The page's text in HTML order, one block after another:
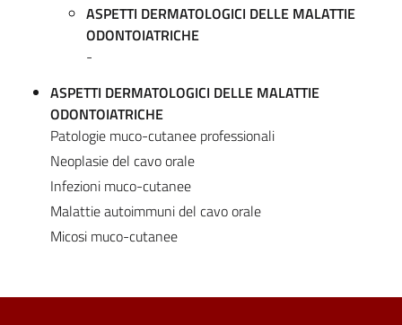
ASPETTI DERMATOLOGICI DELLE MALATTIE
ODONTOIATRICHE
-
ASPETTI DERMATOLOGICI DELLE MALATTIE
ODONTOIATRICHE
Patologie muco-cutanee professionali
Neoplasie del cavo orale
Infezioni muco-cutanee
Malattie autoimmuni del cavo orale
Micosi muco-cutanee